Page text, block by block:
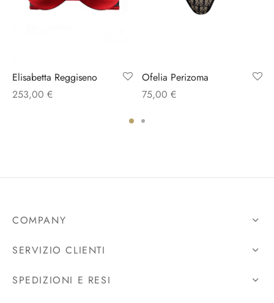
Elisabetta Reggiseno
253,00 €
Ofelia Perizoma
75,00 €
COMPANY
SERVIZIO CLIENTI
SPEDIZIONI E RESI